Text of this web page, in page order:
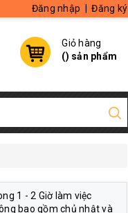
Đăng nhập Đăng ký
Giỏ hàng
() sản phẩm
1 - 2 Giờ làm việc
bao gồm chủ nhật và